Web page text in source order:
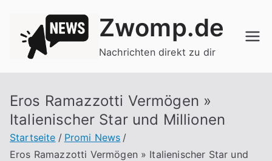
springen
Zwomp.de
Nachrichten direkt zu dir
Eros Ramazzotti Vermögen »
Italienischer Star und Millionen
Startseite
Promi News
Eros Ramazzotti Vermögen » Italienischer Star und